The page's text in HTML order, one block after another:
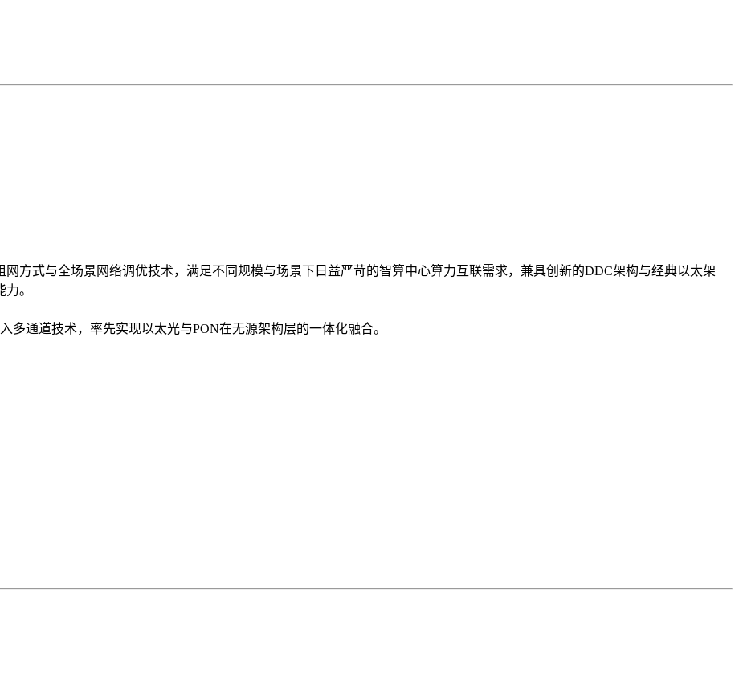
方式与全场景网络调优技术，满足不同规模与场景下日益严苛的智算中心算力互联需求，兼具创新的DDC架构与经典以太架
。
多通道技术，率先实现以太光与PON在无源架构层的一体化融合。